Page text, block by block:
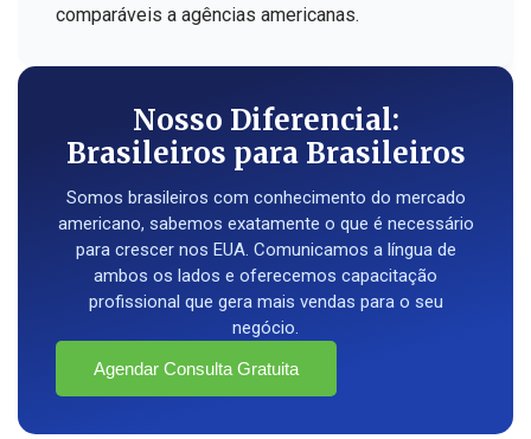
comparáveis a agências americanas.
Nosso Diferencial:
Brasileiros para Brasileiros
Somos brasileiros com conhecimento do mercado
americano, sabemos exatamente o que é necessário
para crescer nos EUA. Comunicamos a língua de
ambos os lados e oferecemos capacitação
profissional que gera mais vendas para o seu
negócio.
Agendar Consulta Gratuita